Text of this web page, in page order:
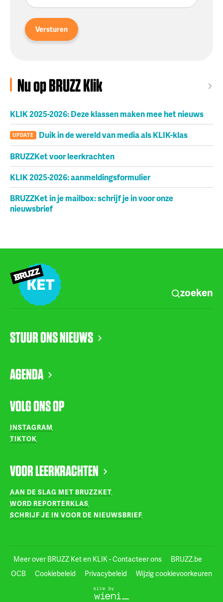
Versturen
Nu op BRUZZ Klik
KLIK 2025-2026: Deze klassen maken mee het nieuws
UPDATE
Duik in de wereld van media als KLIK-klas
BRUZZKet voor leerkrachten
KLIK 2025-2026: aanmeldingsformulier
BRUZZKet in je mailbox: schrijf je in voor onze
nieuwsbrief
zoeken
STUUR ONS NIEUWS
AGENDA
VOLG ONS OP
INSTAGRAM
TIKTOK
VOOR LEERKRACHTEN
AAN DE SLAG MET BRUZZKET
WORD REPORTERKLAS
SCHRIJF JE IN VOOR DE NIEUWSBRIEF
Meer over BRUZZ Ket en KLIK - Contacteer ons
BRUZZ.be
OCB
Cookiebeleid Privacybeleid Wijzig cookievoorkeuren